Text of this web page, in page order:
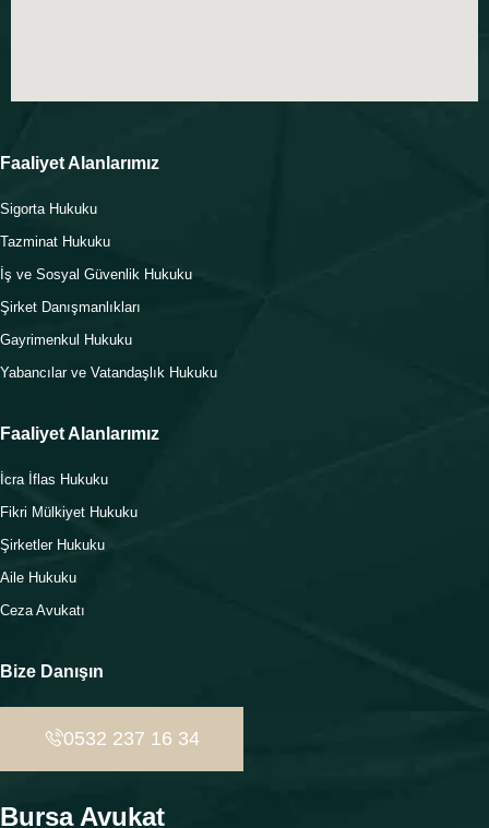
Faaliyet Alanlarımız
Sigorta Hukuku
Tazminat Hukuku
İş ve Sosyal Güvenlik Hukuku
Şirket Danışmanlıkları
Gayrimenkul Hukuku
Yabancılar ve Vatandaşlık Hukuku
Faaliyet Alanlarımız
İcra İflas Hukuku
Fikri Mülkiyet Hukuku
Şirketler Hukuku
Aile Hukuku
Ceza Avukatı
Bize Danışın
0532 237 16 34
Bursa Avukat